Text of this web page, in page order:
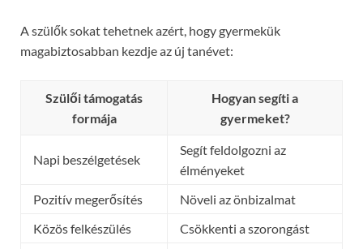
A szülők sokat tehetnek azért, hogy gyermekük
magabiztosabban kezdje az új tanévet:
Szülői támogatás
formája
Hogyan segíti a
gyermeket?
Napi beszélgetések
Segít feldolgozni az
élményeket
Pozitív megerősítés
Növeli az önbizalmat
Közös felkészülés
Csökkenti a szorongást